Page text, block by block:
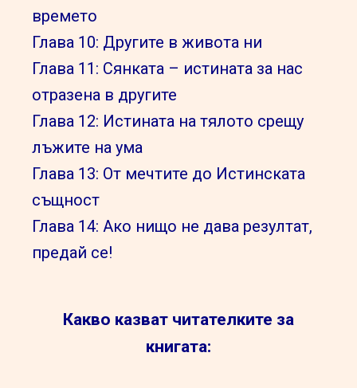
времето
Глава 10: Другите в живота ни
Глава 11: Сянката – истината за нас
отразена в другите
Глава 12: Истината на тялото срещу
лъжите на ума
Глава 13: От мечтите до Истинската
същност
Глава 14: Ако нищо не дава резултат,
предай се!
Какво казват читателките за
книгата: